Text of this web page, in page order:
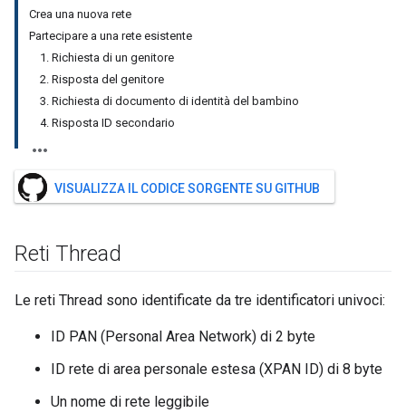
Crea una nuova rete
Partecipare a una rete esistente
1. Richiesta di un genitore
2. Risposta del genitore
3. Richiesta di documento di identità del bambino
4. Risposta ID secondario
VISUALIZZA IL CODICE SORGENTE SU GITHUB
Reti Thread
Le reti Thread sono identificate da tre identificatori univoci:
ID PAN (Personal Area Network) di 2 byte
ID rete di area personale estesa (XPAN ID) di 8 byte
Un nome di rete leggibile